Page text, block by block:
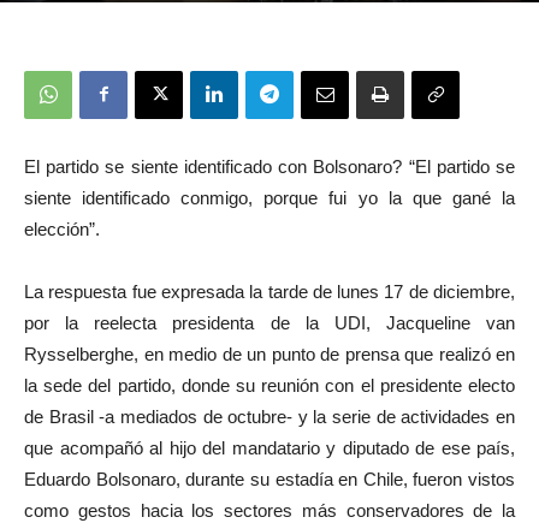
El partido se siente identificado con Bolsonaro? “El partido se
siente identificado conmigo, porque fui yo la que gané la
elección”.
La respuesta fue expresada la tarde de lunes 17 de diciembre,
por la reelecta presidenta de la UDI, Jacqueline van
Rysselberghe, en medio de un punto de prensa que realizó en
la sede del partido, donde su reunión con el presidente electo
de Brasil -a mediados de octubre- y la serie de actividades en
que acompañó al hijo del mandatario y diputado de ese país,
Eduardo Bolsonaro, durante su estadía en Chile, fueron vistos
como gestos hacia los sectores más conservadores de la